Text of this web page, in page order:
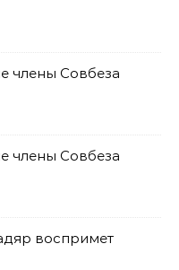
члены Совбеза
члены Совбеза
воспримет